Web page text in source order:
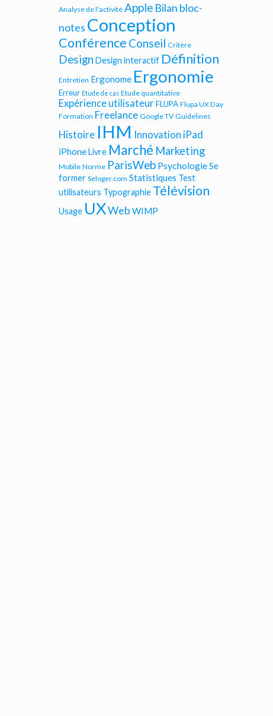
Analyse de l'activité Apple Bilan bloc-
notes Conception
Conférence Conseil Critère
Design Design interactif Définition
Entretien Ergonome Ergonomie
Erreur Etude de cas Etude quantitative
Expérience utilisateur FLUPA Flupa UX Day
Formation Freelance Google TV Guidelines
Histoire IHM Innovation iPad
iPhoneLivre Marché Marketing
Mobile Norme ParisWeb PsychologieSe
former Seloger.com Statistiques Test
utilisateurs Typographie Télévision
Usage UXWeb WIMP